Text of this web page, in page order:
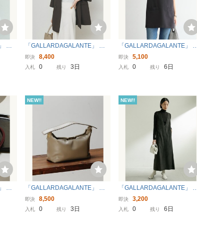
ス
ス
「GALLARDAGALANTE」 テ
ーラードジャケット FREE ダー
クブラウン レディース
即決 8,400
入札 0 残り 3日
「GALLARDAGALANTE」
ロペットスカート FREE ブラ
ク レディース
即決 5,100
入札 0 残り 6日
ベ
ー
NEW!!
「GALLARDAGALANTE」 ハ
ンドバッグ FREE グレー レデ
ィース
即決 8,500
入札 0 残り 3日
NEW!!
「GALLARDAGALANTE」
ースリーブワンピース 38 ブラ
ック レディース
即決 3,200
入札 0 残り 6日